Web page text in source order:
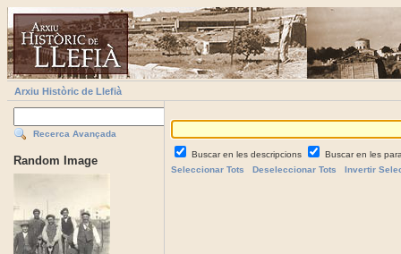
Arxiu Històric de Llefià
Recerca Avançada
Random Image Buscar en les descripcions
Buscar en les
Seleccionar Tots
Deseleccionar Tots Invertir